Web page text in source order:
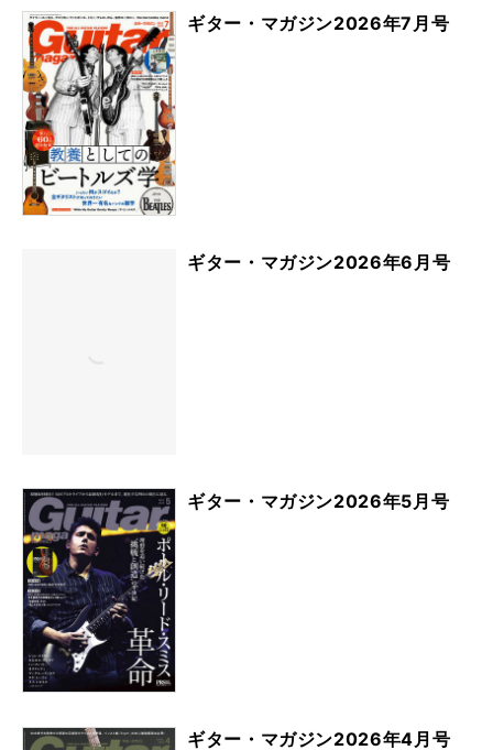
ギター・マガジン2026年7月号
ギター・マガジン2026年6月号
ギター・マガジン2026年5月号
ギター・マガジン2026年4月号